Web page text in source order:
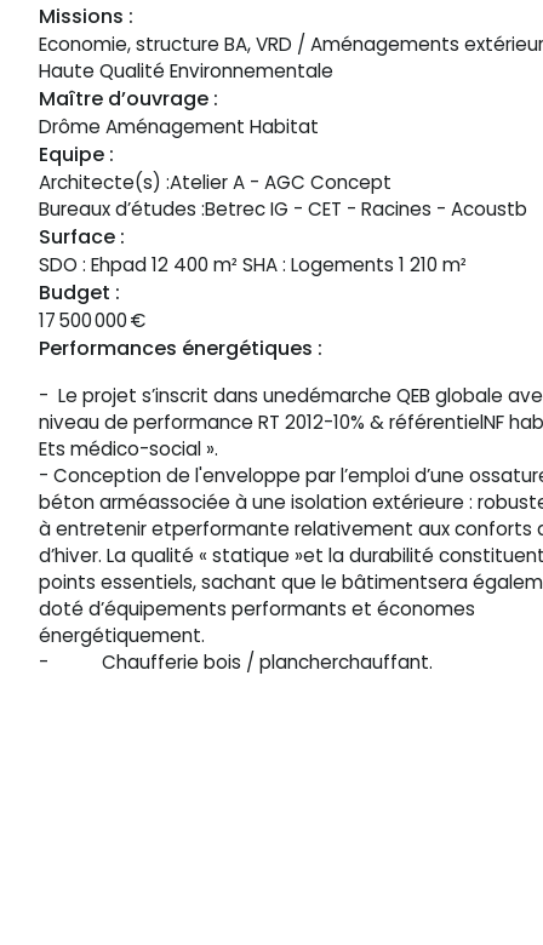
Nous utilisons des cookies
Missions :
Economie, structure BA, VRD / Aménagements
Haute Qualité Environnementale
Maître d’ouvrage :
Drôme Aménagement Habitat
Equipe :
Architecte(s) :Atelier A - AGC Concept
Bureaux d’études :Betrec IG - CET - Racines - Acoustb
Surface :
SDO : Ehpad 12 400 m² SHA : Logements 1 210 m²
Budget :
17 500 000€
Performances énergétiques :
- Le projet s’inscrit dans unedémarche QEB globale
niveau de performance RT 2012-10% & référentielNF
Ets médico-social ».
- Conception de l'enveloppe par l’emploi d’une
béton arméassociée à une isolation extérieure :
à entretenir etperformante relativement aux conforts
d’hiver. La qualité « statique »et la durabilité
points essentiels, sachant que le bâtimentsera
doté d’équipements performants et économes
énergétiquement.
- Chaufferie bois / plancherchauffant.
VOUS AVEZ UN
Qui sommes-nous ?
Références
Recrutement
Actualités
© 2025 Tous droits réservés. Betrec Ingénierie